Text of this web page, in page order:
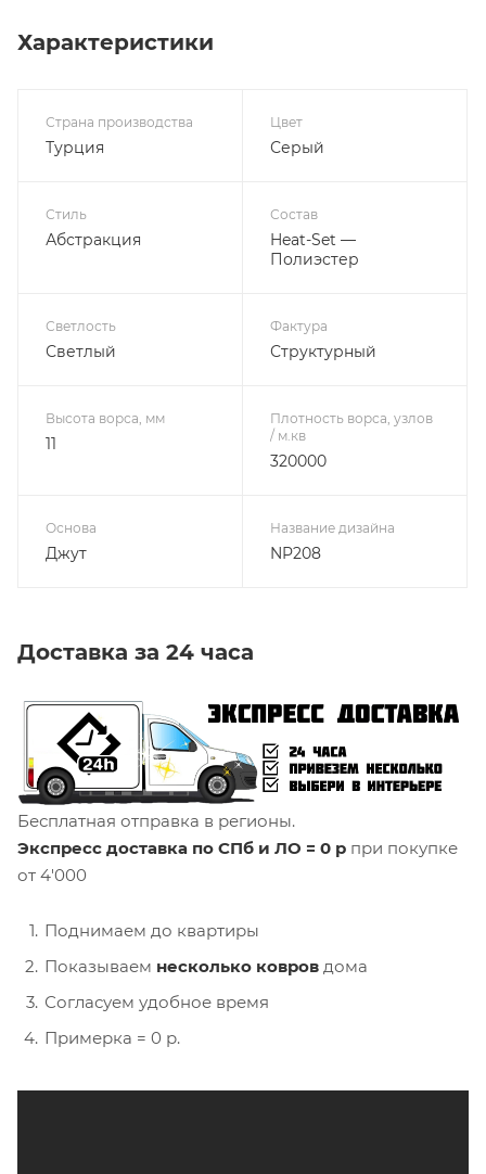
Характеристики
Страна производства
Турция
Цвет
Серый
Стиль
Абстракция
Состав
Heat-Set —
Полиэстер
Светлость
Светлый
Фактура
Структурный
Высота ворса, мм
11
Плотность ворса, узлов
/ м.кв
320000
Основа
Джут
Название дизайна
NP208
Доставка за 24 часа
Бесплатная отправка в регионы.
Экспресс доставка по СПб и ЛО = 0 р при покупке
от 4'000
Поднимаем до квартиры
Показываем несколько ковров дома
Согласуем удобное время
Примерка = 0 р.